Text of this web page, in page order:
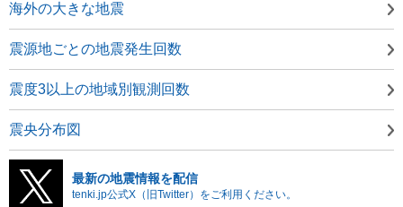
海外の大きな地震
震源地ごとの地震発生回数
震度3以上の地域別観測回数
震央分布図
最新の地震情報を配信
tenki.jp公式X（旧Twitter）をご利用ください。